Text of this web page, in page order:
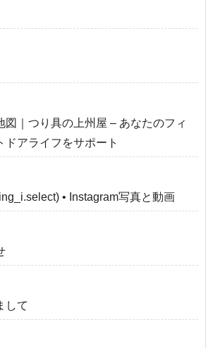
図｜つり具の上州屋 – あなたのフィ
ドアライフをサポート
• Instagram写真と動画
して